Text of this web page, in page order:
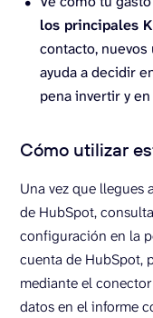
los principales
contacto,
ayuda a decidir
pena invertir y
Cómo utilizar
Una vez que llegues
de HubSpot,
configuración en la
cuenta de HubSpot,
mediante el
datos en el informe